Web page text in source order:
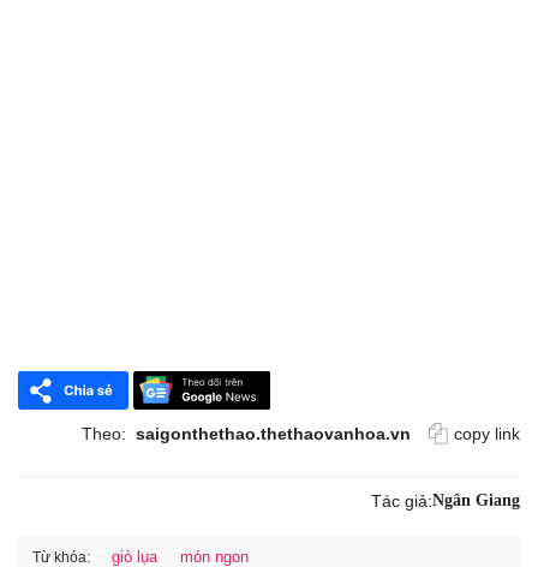
Theo: saigonthethao.thethaovanhoa.vn copy link
Tác giả:Ngân Giang
Từ khóa: giò lụa món ngon